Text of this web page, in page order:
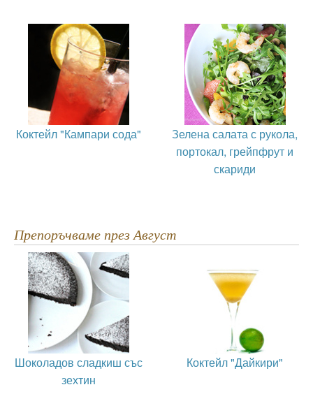
Коктейл "Кампари сода"
Зелена салата с рукола,
портокал, грейпфрут и
скариди
Препоръчваме през Август
Шоколадов сладкиш със
зехтин
Коктейл "Дайкири"